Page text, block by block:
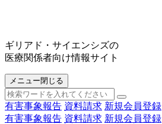
ギリアド・サイエンシズの
医療関係者向け情報サイト
メニュー閉じる
有害事象報告 資料請求 新規会員登録
有害事象報告 資料請求 新規会員登録